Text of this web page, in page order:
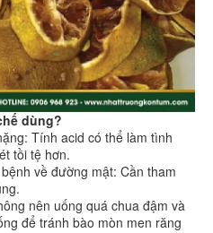
dùng?
Tính acid có thể làm tình
tồi tệ hơn.
về đường mật: Cần tham
nên uống quá chua đậm và
để tránh bào mòn men răng